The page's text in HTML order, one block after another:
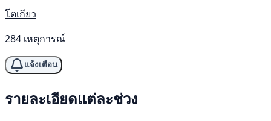
โตเกียว
284 เหตุการณ์
แจ้งเตือน
รายละเอียดแต่ละช่วง